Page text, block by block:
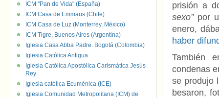
prisión a
sexo”por
enero,
haber
También
condenas
se produjo
besaron,
ICM "Pan de Vida" (España)
ICM Casa de Emmaus (Chile)
ICM Casa de Luz (Monterrey, México)
ICM Tigre, Buenos Aires (Argentina)
Iglesia Casa Abba Padre. Bogotá (Colombia)
Iglesia Católica Antigua
Iglesia Católica Apostólica Carismática Jesús
Rey
Iglesia católica Ecuménica (ICE)
Iglesia Comunidad Metropolitana (ICM) de